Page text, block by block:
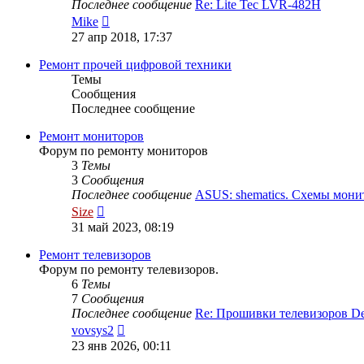
Последнее сообщение Re: Lite Tec LVR-482H
Mike
к
сообщению
27 апр 2018, 17:37
Ремонт прочей цифровой техники
Темы
Сообщения
Последнее сообщение
Ремонт мониторов
Форум по ремонту мониторов
3 Темы
3 Сообщения
Последнее сообщение ASUS: shematics. Схемы
Size
к
сообщению
31 май 2023, 08:19
Ремонт телевизоров
Форум по ремонту телевизоров.
6 Темы
7 Сообщения
Последнее сообщение Re: Прошивки телевизоров
vovsys2
к
23 янв 2026, 00:11